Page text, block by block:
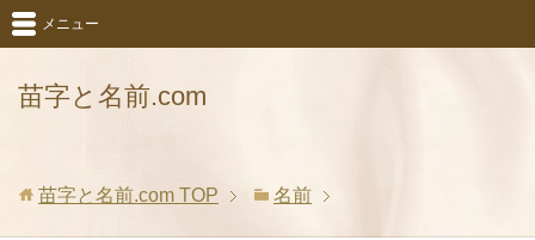
苗字と名前.com
メニュー
苗字と名前.com TOP 名前